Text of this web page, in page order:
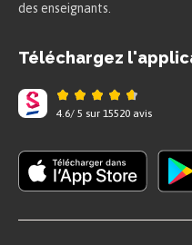
soustraction
décompose le
atteindre
des enseignants.
Téléchargez
4.6/ 5 sur 15520 avis